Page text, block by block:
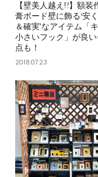
【壁美人越え!?】額装
膏ボード壁に飾る‘安
＆確実’なアイテム「
小さいフック」が良
点も！
2018.07.23